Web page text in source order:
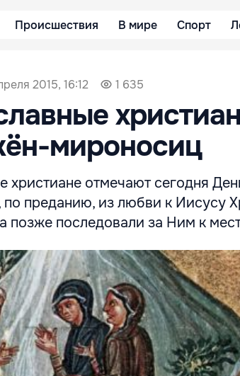
Происшествия В мире Спорт
2015, 16:12 1 635
мироносиц
христиане отмечают сегодня
преданию, из любви к Иисусу
позже последовали за Ним к